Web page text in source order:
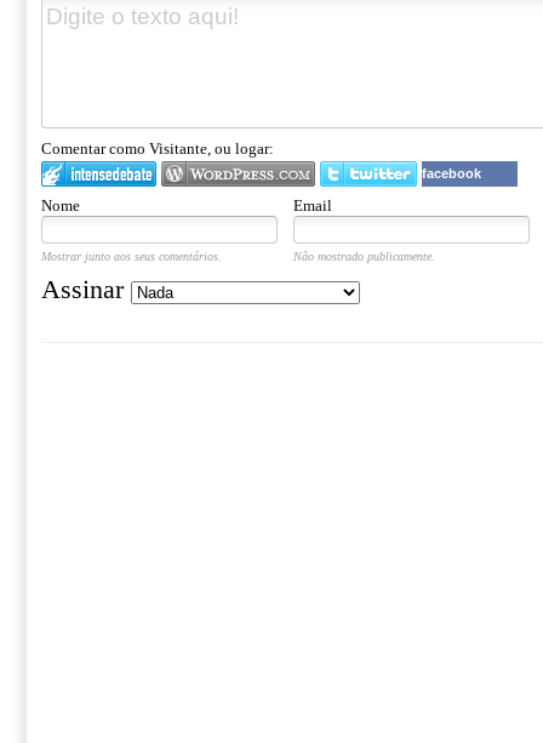
Comentar como Visitante, ou logar:
facebook
Nome Email
Mostrar junto aos seus comentários. Não mostrado publicamente.
Assinar